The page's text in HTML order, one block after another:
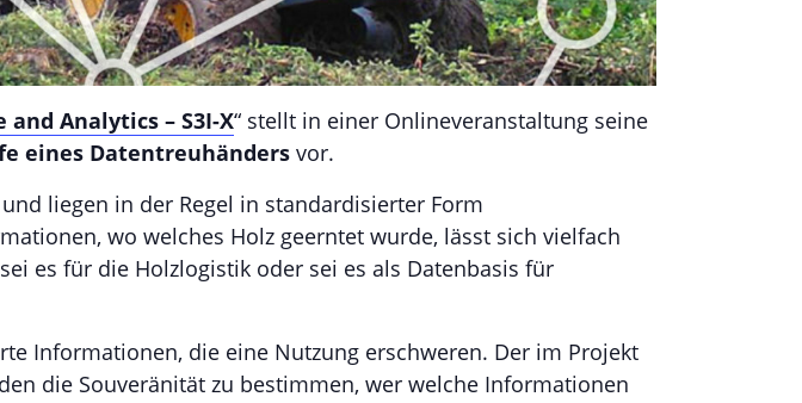
and Analytics – S3I-X“ stellt in einer Onlineveranstaltung seine
eines Datentreuhänders vor.
liegen in der Regel in standardisierter Form
wo welches Holz geerntet wurde, lässt sich vielfach
es für die Holzlogistik oder sei es als Datenbasis für
Informationen, die eine Nutzung erschweren. Der im Projekt
die Souveränität zu bestimmen, wer welche Informationen